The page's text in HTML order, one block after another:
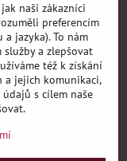
naši zákazníci
preferencím
jazyka). To nám
a zlepšovat
též k získání
a jejich komunikaci,
s cílem naše